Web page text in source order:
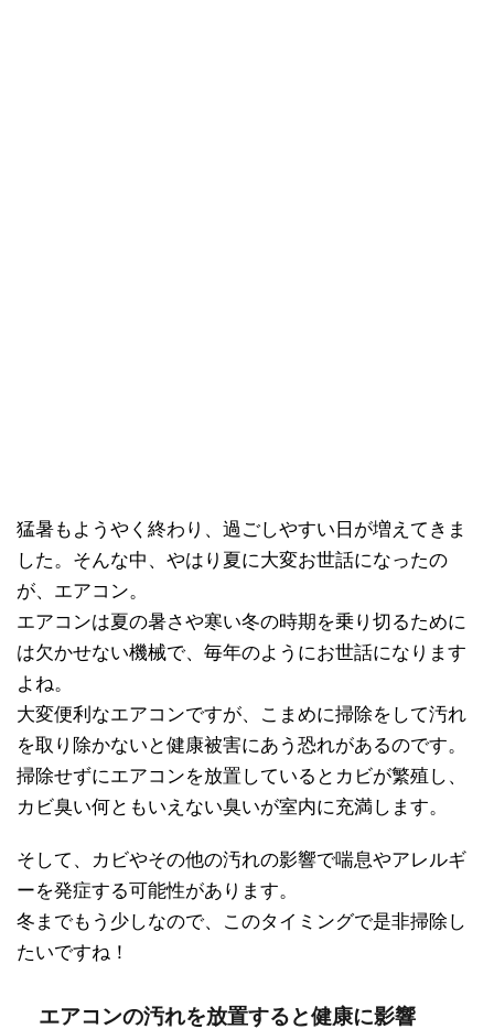
猛暑もようやく終わり、過ごしやすい日が増えてきま
した。そんな中、やはり夏に大変お世話になったの
が、エアコン。
エアコンは夏の暑さや寒い冬の時期を乗り切るために
は欠かせない機械で、毎年のようにお世話になります
よね。
大変便利なエアコンですが、こまめに掃除をして汚れ
を取り除かないと健康被害にあう恐れがあるのです。
掃除せずにエアコンを放置しているとカビが繁殖し、
カビ臭い何ともいえない臭いが室内に充満します。
そして、カビやその他の汚れの影響で喘息やアレルギ
ーを発症する可能性があります。
冬までもう少しなので、このタイミングで是非掃除し
たいですね！
エアコンの汚れを放置すると健康に影響